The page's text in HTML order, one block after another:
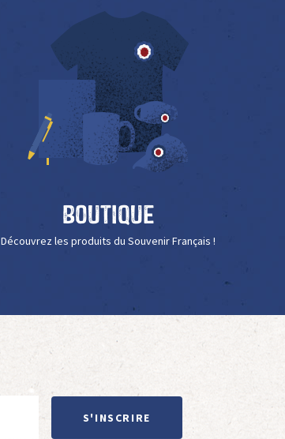
Boutique
Découvrez les produits du Souvenir Français !
S'INSCRIRE